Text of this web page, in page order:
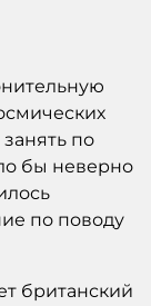
по
бы неверно
по поводу
британский